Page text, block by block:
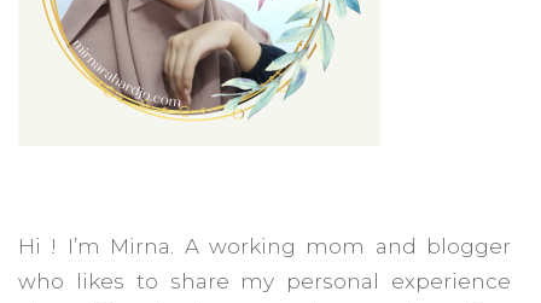
Hi ! I’m Mirna. A working mom and blogger
who likes to share my personal experience